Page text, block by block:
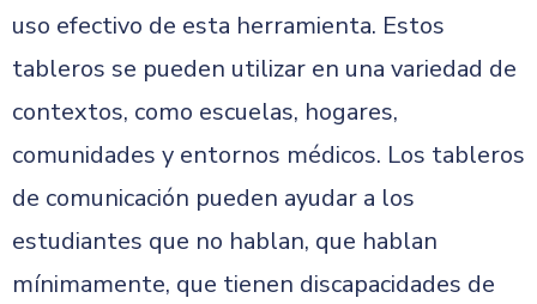
uso efectivo de esta herramienta. Estos
tableros se pueden utilizar en una variedad de
contextos, como escuelas, hogares,
comunidades y entornos médicos. Los tableros
de comunicación pueden ayudar a los
estudiantes que no hablan, que hablan
mínimamente, que tienen discapacidades de